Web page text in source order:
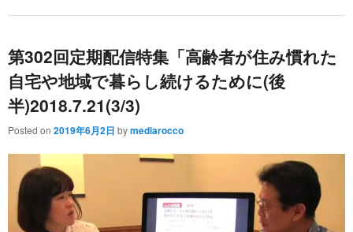
第302回定期配信特集「高齢者が住み慣れた
自宅や地域で暮らし続けるために(後
半)2018.7.21(3/3)
Posted on2019年6月2日 bymediarocco